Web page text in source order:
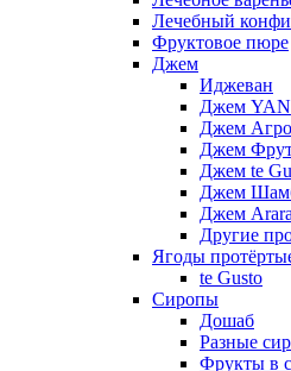
Лечебный
Фруктовое пюре
Джем
Иджеван
Джем YAN
Джем
Джем
Джем te
Джем
Джем
Другие
Ягоды
te Gusto
Сиропы
Дошаб
Разные
Фрукты в